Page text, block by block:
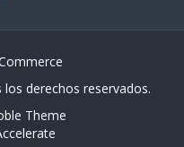
derechos reservados.
Theme